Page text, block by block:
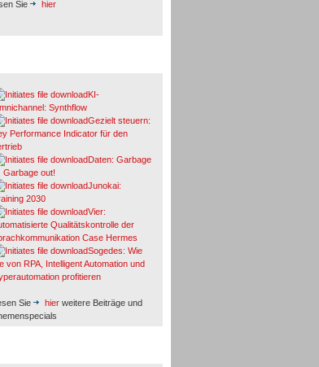
Sie
hier
KI-
Synthflow
Gezielt steuern:
Performance Indicator für den
Daten: Garbage
Garbage out!
Junokai:
2030
Vier:
Qualitätskontrolle der
Case Hermes
Sogedes: Wie
von RPA, Intelligent Automation und
profitieren
Sie hier weitere Beiträge und